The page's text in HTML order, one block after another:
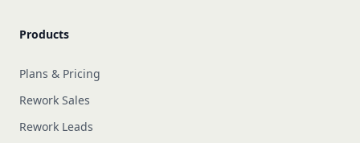
Products
Plans & Pricing
Rework Sales
Rework Leads